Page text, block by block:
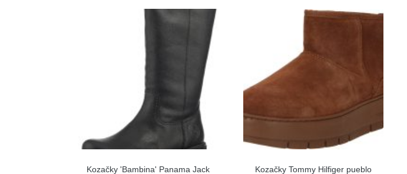
Kozačky 'Bambina' Panama Jack Kozačky Tommy Hilfiger pueblo